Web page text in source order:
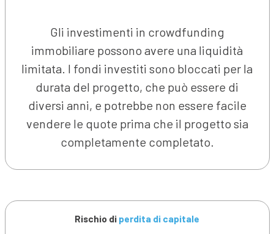
Gli investimenti in crowdfunding
immobiliare possono avere una liquidità
limitata. I fondi investiti sono bloccati per la
durata del progetto, che può essere di
diversi anni, e potrebbe non essere facile
vendere le quote prima che il progetto sia
completamente completato.
Rischio di perdita di capitale